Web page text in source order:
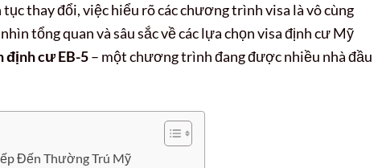
thay đổi, việc hiểu rõ các chương trình visa là vô cùng
tổng quan và sâu sắc về các lựa chọn visa định cư Mỹ
định cư EB-5– một chương trình đang được nhiều nhà đầu
Đến Thường Trú Mỹ